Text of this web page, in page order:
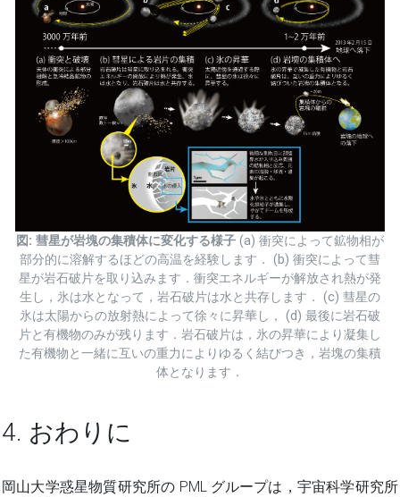
図: 彗星が岩塊の集積体に変化する様子 (a) 衝突によって鉱物相が
部分的に溶解するほどの高温を経験します． (b) 衝突によって彗
星が岩石破片を取り込みます．衝突エネルギーが解放され熱が発
生し，氷は水となって，岩石破片は水と共存します． (c) 彗星の
氷は太陽からの放射熱によって徐々に昇華し， (d) 最後に岩石破
片と有機物のみが残ります．岩石破片は，氷の昇華により凝集し
た有機物と一緒に互いの重力によりゆるく結びつき，岩塊の集積
体となります．
4. おわりに
岡山大学惑星物質研究所の PML グループは，宇宙科学研究所